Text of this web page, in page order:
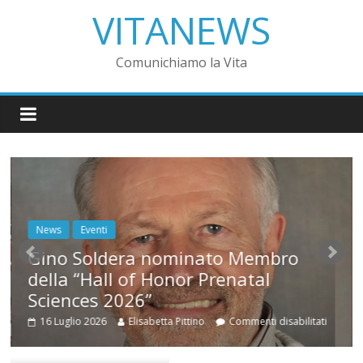
VITANEWS
Comunichiamo la Vita
News Eventi
Gino Soldera nominato Membro
della “Hall of Honor Prenatal
Sciences 2026”
16 Luglio 2026 Elisabetta Pittino Commenti disabilitati